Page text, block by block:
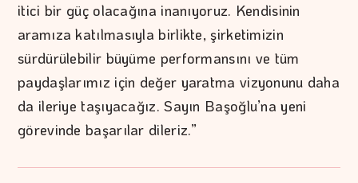
itici bir güç olacağına inanıyoruz. Kendisinin
aramıza katılmasıyla birlikte, şirketimizin
sürdürülebilir büyüme performansını ve tüm
paydaşlarımız için değer yaratma vizyonunu daha
da ileriye taşıyacağız. Sayın Başoğlu’na yeni
görevinde başarılar dileriz.”